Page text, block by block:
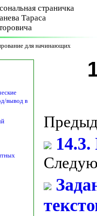
страничка
Тараса
для начинающих
вывод в